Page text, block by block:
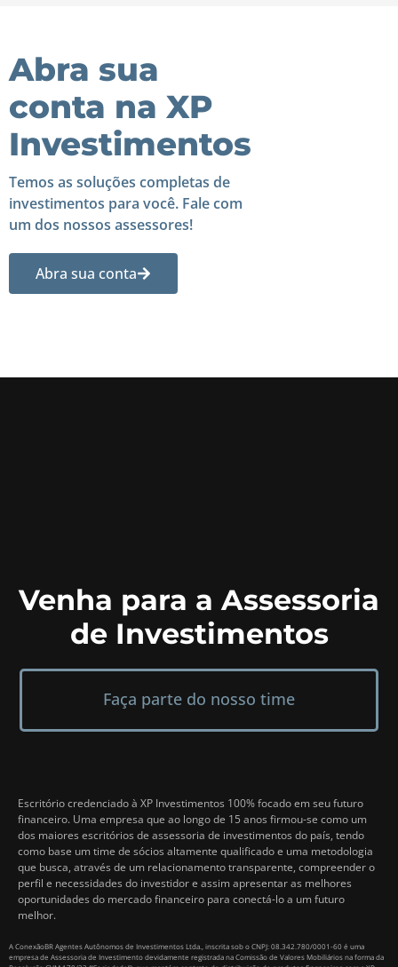
Abra sua
conta na XP
Investimentos
Temos as soluções completas de
investimentos para você. Fale com
um dos nossos assessores!
Abra sua conta
Venha para a Assessoria
de Investimentos
Faça parte do nosso time
Escritório credenciado à XP Investimentos 100% focado em seu futuro
financeiro. Uma empresa que ao longo de 15 anos firmou-se como um
dos maiores escritórios de assessoria de investimentos do país, tendo
como base um time de sócios altamente qualificado e uma metodologia
que busca, através de um relacionamento transparente, compreender o
perfil e necessidades do investidor e assim apresentar as melhores
oportunidades do mercado financeiro para conectá-lo a um futuro
melhor.
A ConexãoBR Agentes Autônomos de Investimentos Ltda., inscrita sob o CNPJ: 08.342.780/0001-60 é uma
empresa de Assessoria de Investimento devidamente registrada na Comissão de Valores Mobiliários na forma da